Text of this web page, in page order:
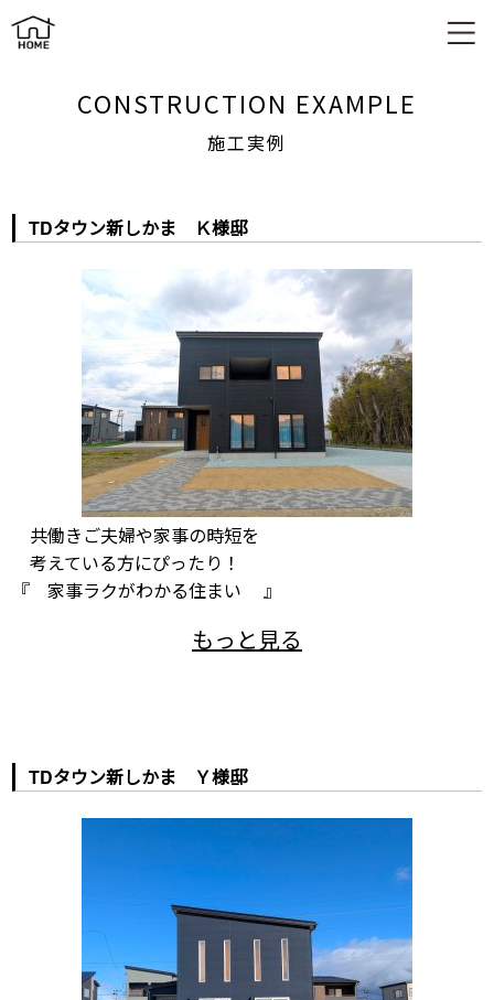
施工実例
CONSTRUCTION EXAMPLE
施工実例
TDタウン新しかま Ｋ様邸
共働きご夫婦や家事の時短を
考えている方にぴったり！
『 家事ラクがわかる住まい 』
TDタウン新しかま Ｙ様邸